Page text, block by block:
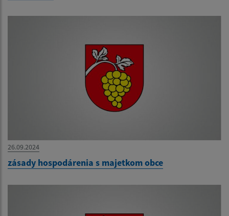
26.09.2024
zásady hospodárenia s majetkom obce